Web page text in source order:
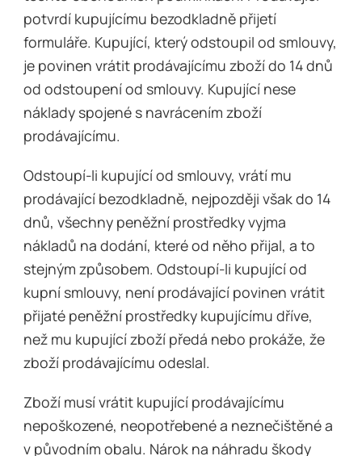
potvrdí kupujícímu bezodkladně přijetí
formuláře. Kupující, který odstoupil od smlouvy,
je povinen vrátit prodávajícímu zboží do 14 dnů
od odstoupení od smlouvy. Kupující nese
náklady spojené s navrácením zboží
prodávajícímu.
Odstoupí-li kupující od smlouvy, vrátí mu
prodávající bezodkladně, nejpozději však do 14
dnů, všechny peněžní prostředky vyjma
nákladů na dodání, které od něho přijal, a to
stejným způsobem. Odstoupí-li kupující od
kupní smlouvy, není prodávající povinen vrátit
přijaté peněžní prostředky kupujícímu dříve,
než mu kupující zboží předá nebo prokáže, že
zboží prodávajícímu odeslal.
Zboží musí vrátit kupující prodávajícímu
nepoškozené, neopotřebené a neznečištěné a
v původním obalu. Nárok na náhradu škody